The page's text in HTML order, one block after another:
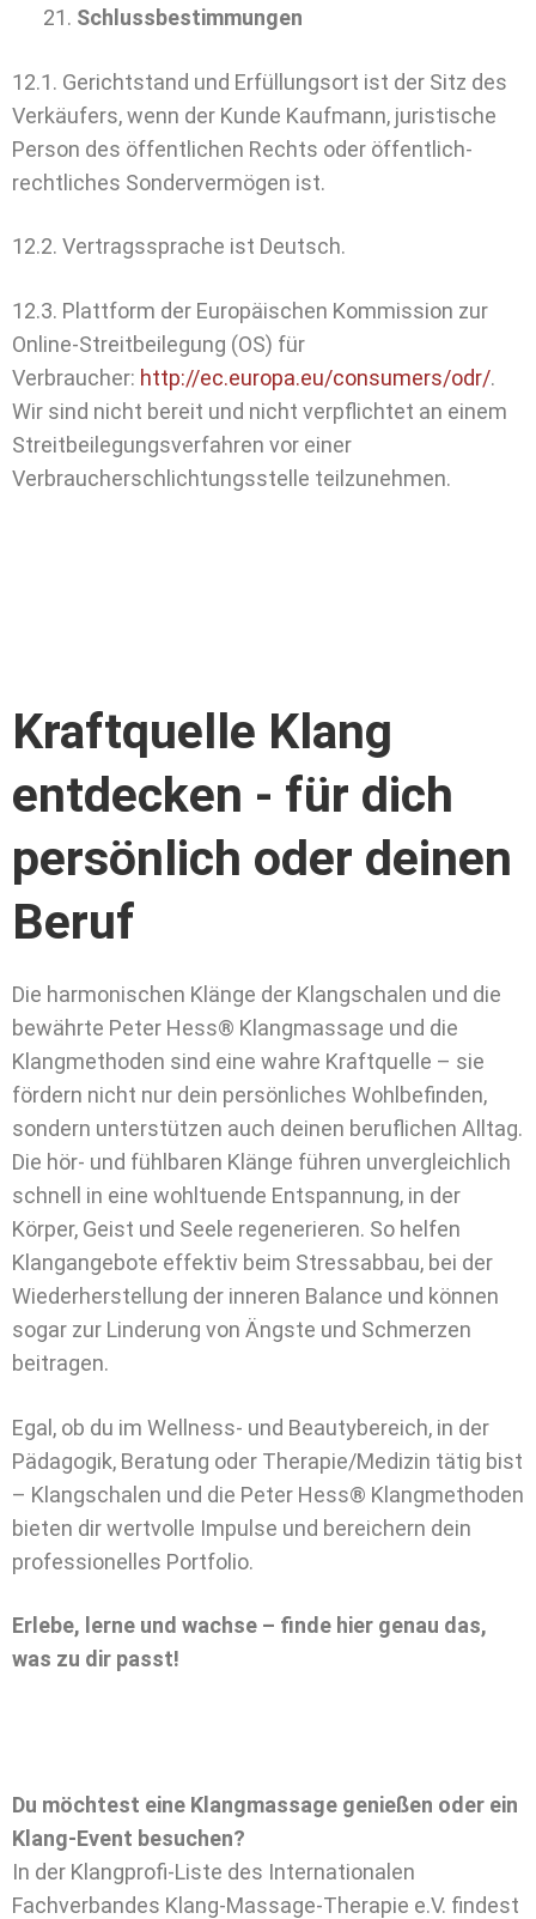
Schlussbestimmungen
12.1. Gerichtstand und Erfüllungsort ist der Sitz des
Verkäufers, wenn der Kunde Kaufmann, juristische
Person des öffentlichen Rechts oder öffentlich-
rechtliches Sondervermögen ist.
12.2. Vertragssprache ist Deutsch.
12.3. Plattform der Europäischen Kommission zur
Online-Streitbeilegung (OS) für
Verbraucher: http://ec.europa.eu/consumers/odr/.
Wir sind nicht bereit und nicht verpflichtet an einem
Streitbeilegungsverfahren vor einer
Verbraucherschlichtungsstelle teilzunehmen.
Kraftquelle Klang
entdecken - für dich
persönlich oder deinen
Beruf
Die harmonischen Klänge der Klangschalen und die
bewährte Peter Hess® Klangmassage und die
Klangmethoden sind eine wahre Kraftquelle – sie
fördern nicht nur dein persönliches Wohlbefinden,
sondern unterstützen auch deinen beruflichen Alltag.
Die hör- und fühlbaren Klänge führen unvergleichlich
schnell in eine wohltuende Entspannung, in der
Körper, Geist und Seele regenerieren. So helfen
Klangangebote effektiv beim Stressabbau, bei der
Wiederherstellung der inneren Balance und können
sogar zur Linderung von Ängste und Schmerzen
beitragen.
Egal, ob du im Wellness- und Beautybereich, in der
Pädagogik, Beratung oder Therapie/Medizin tätig bist
– Klangschalen und die Peter Hess® Klangmethoden
bieten dir wertvolle Impulse und bereichern dein
professionelles Portfolio.
Erlebe, lerne und wachse – finde hier genau das,
was zu dir passt!
Du möchtest eine Klangmassage genießen oder ein
Klang-Event besuchen?
In der Klangprofi-Liste des Internationalen
Fachverbandes Klang-Massage-Therapie e.V. findest